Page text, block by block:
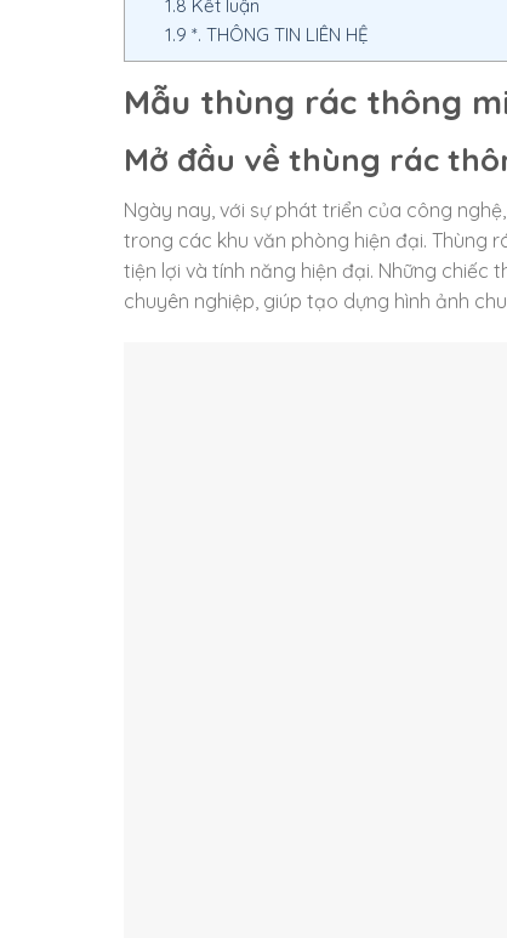
1.8 Kết luận
1.9 *. THÔNG TIN LIÊN HỆ
Mẫu thùng rác thông
Mở đầu về thùng rác
Ngày nay, với sự phát triển của công
trong các khu văn phòng hiện đại. Thùng
tiện lợi và tính năng hiện đại. Những
chuyên nghiệp, giúp tạo dựng hình ảnh